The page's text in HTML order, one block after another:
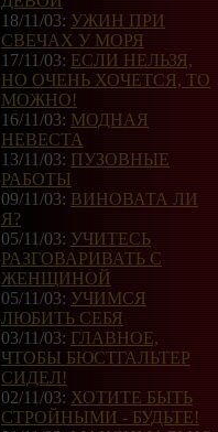
18/11/03: УЖИН ПРИ
СВЕЧАХ У МОРЯ
17/11/03: ЕСЛИ НЕЛЬЗЯ,
НО ОЧЕНЬ ХОЧЕТСЯ, ТО
МОЖНО!
16/11/03: МОДНАЯ
НЕВЕСТА
13/11/03: ПУЗОВНЫЕ
РАБОТЫ
09/11/03: ВИНОВАТА ЛИ
Я?
05/11/03: УЧИТЕСЬ
РАЗГОВАРИВАТЬ С
ЖЕНЩИНОЙ
05/11/03: УЧИМСЯ
ЛЮБИТЬ СЕБЯ
03/11/03: ГЛАВНОЕ,
ЧТОБЫ БЮСТГАЛЬТЕР
СИДЕЛ!
02/11/03: ХОТИТЕ БЫТЬ
СТРОЙНЫМИ - БУДЬТЕ!